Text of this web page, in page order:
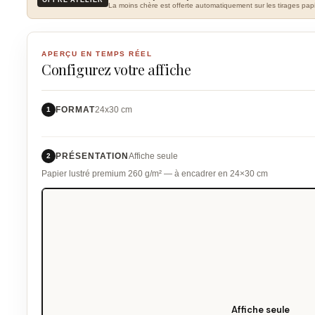
La moins chère est offerte automatiquement sur les tirages
APERÇU EN TEMPS RÉEL
Configurez votre affiche
1 FORMAT24x30 cm
2 PRÉSENTATIONAffiche seule
Papier lustré premium 260 g/m² — à encadrer en 24×30 cm
Affiche seule